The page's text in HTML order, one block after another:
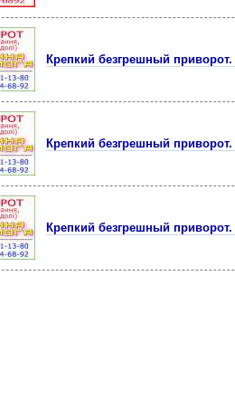
Крепкий безгрешный
Крепкий безгрешный
Крепкий безгрешный